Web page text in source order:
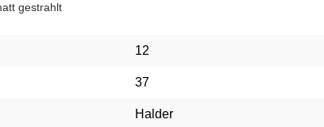
gestrahlt
12
37
Halder